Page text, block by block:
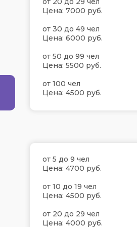
Цена: 7000 руб.
от 30 до 49 чел
Цена: 6000 руб.
от 50 до 99 чел
Цена: 5500 руб.
от 100 чел
Цена: 4500 руб.
от 5 до 9 чел
Цена: 4700 руб.
от 10 до 19 чел
Цена: 4500 руб.
от 20 до 29 чел
Цена: 4000 руб.